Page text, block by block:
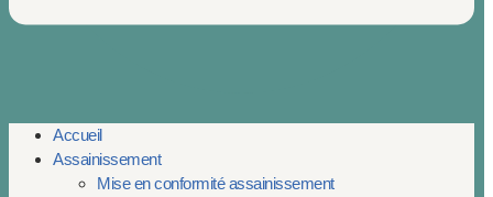
Accueil
Assainissement
Mise en conformité assainissement